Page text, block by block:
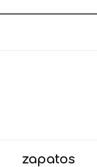
zapatos